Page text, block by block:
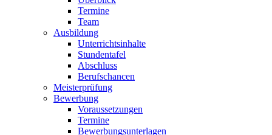
Termine
Team
Ausbildung
Unterrichtsinhalte
Stundentafel
Abschluss
Berufschancen
Meisterprüfung
Bewerbung
Voraussetzungen
Termine
Bewerbungsunterlagen